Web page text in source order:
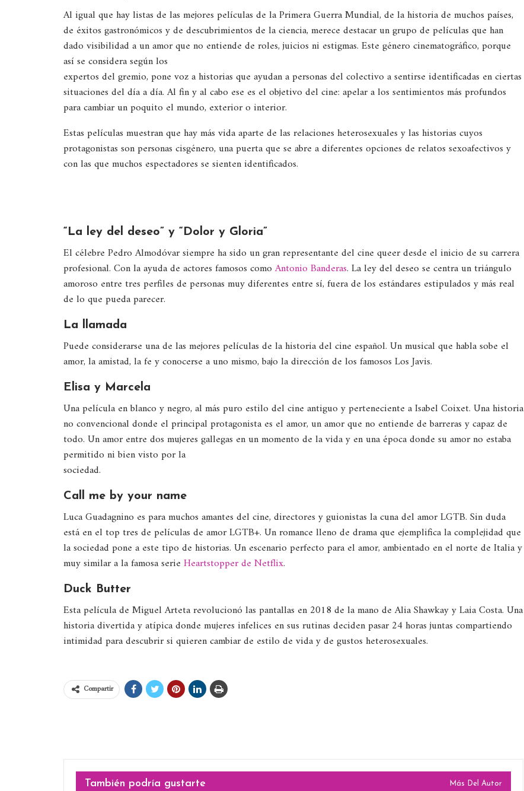
Al igual que hay listas de las mejores películas de la Primera Guerra Mundial, de la historia de muchos países,
de éxitos gastronómicos y de descubrimientos de la ciencia, merece destacar un grupo de películas que han
dado visibilidad a un amor que no entiende de roles, juicios ni estigmas. Este género cinematográfico, porque
así se considera según los
expertos del gremio, pone voz a historias que ayudan a personas del colectivo a sentirse identificadas en ciertas
situaciones del día a día. Al fin y al cabo ese es el objetivo del cine: apelar a los sentimientos más profundos
para cambiar un poquito el mundo, exterior o interior.
Estas películas muestran que hay más vida aparte de las relaciones heterosexuales y las historias cuyos
protagonistas son personas cisgénero, una puerta que se abre a diferentes opciones de relatos sexoafectivos y
con las que muchos espectadores se sienten identificados.
“La ley del deseo” y “Dolor y Gloria”
El célebre Pedro Almodóvar siempre ha sido un gran representante del cine queer desde el inicio de su carrera
profesional. Con la ayuda de actores famosos como Antonio Banderas. La ley del deseo se centra un triángulo
amoroso entre tres perfiles de personas muy diferentes entre sí, fuera de los estándares estipulados y más real
de lo que pueda parecer.
La llamada
Puede considerarse una de las mejores películas de la historia del cine español. Un musical que habla sobe el
amor, la amistad, la fe y conocerse a uno mismo, bajo la dirección de los famosos Los Javis.
Elisa y Marcela
Una película en blanco y negro, al más puro estilo del cine antiguo y perteneciente a Isabel Coixet. Una historia
no convencional donde el principal protagonista es el amor, un amor que no entiende de barreras y capaz de
todo. Un amor entre dos mujeres gallegas en un momento de la vida y en una época donde su amor no estaba
permitido ni bien visto por la
sociedad.
Call me by your name
Luca Guadagnino es para muchos amantes del cine, directores y guionistas la cuna del amor LGTB. Sin duda
está en el top tres de películas de amor LGTB+. Un romance lleno de drama que ejemplifica la complejidad que
la sociedad pone a este tipo de historias. Un escenario perfecto para el amor, ambientado en el norte de Italia y
muy similar a la famosa serie Heartstopper de Netflix.
Duck Butter
Esta película de Miguel Arteta revolucionó las pantallas en 2018 de la mano de Alia Shawkay y Laia Costa. Una
historia divertida y atípica donde mujeres infelices en sus rutinas deciden pasar 24 horas juntas compartiendo
intimidad para descubrir si quieren cambiar de estilo de vida y de gustos heterosexuales.
Compartir
También podría gustarte Más Del Autor